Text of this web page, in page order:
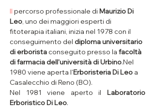
Il percorso professionale di Maurizio Di
Leo, uno dei maggiori esperti di
fitoterapia italiani, inizia nel 1978 con il
conseguimento del diploma universitario
di erborista conseguito presso la facoltà
di farmacia dell'università di Urbino.Nel
1980 viene aperta l'Erboristeria Di Leo a
Casalecchio di Reno (BO).
Nel 1981 viene aperto il Laboratorio
Erboristico Di Leo.